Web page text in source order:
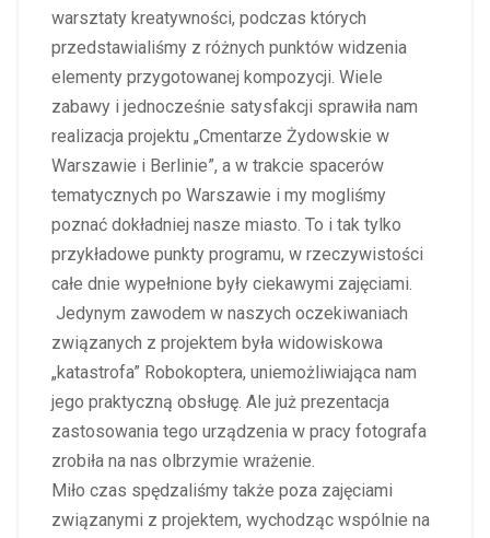
warsztaty kreatywności, podczas których
przedstawialiśmy z różnych punktów widzenia
elementy przygotowanej kompozycji. Wiele
zabawy i jednocześnie satysfakcji sprawiła nam
realizacja projektu „Cmentarze Żydowskie w
Warszawie i Berlinie”, a w trakcie spacerów
tematycznych po Warszawie i my mogliśmy
poznać dokładniej nasze miasto. To i tak tylko
przykładowe punkty programu, w rzeczywistości
całe dnie wypełnione były ciekawymi zajęciami.
Jedynym zawodem w naszych oczekiwaniach
związanych z projektem była widowiskowa
„katastrofa” Robokoptera, uniemożliwiająca nam
jego praktyczną obsługę. Ale już prezentacja
zastosowania tego urządzenia w pracy fotografa
zrobiła na nas olbrzymie wrażenie.
Miło czas spędzaliśmy także poza zajęciami
związanymi z projektem, wychodząc wspólnie na